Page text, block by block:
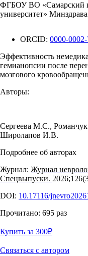
ФГБОУ ВО «Самарский
университет»
ORCID: 0000-
Эффективность
гемианопсии после
мозгового
Авторы:
Сергеева М.С.,
Широлапов И.В.
Подробнее об авторах
Журнал: Журнал
Спецвыпуски.
DOI: 10.17116/
Прочитано: 695 раз
Купить за 300₽
Связаться с автором